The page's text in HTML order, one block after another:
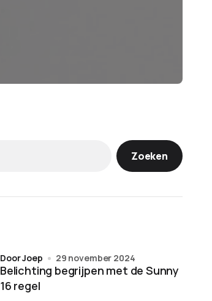
Zoeken
Belichting begrijpen met de Sunny
16 regel
door Joep 29 november 2024